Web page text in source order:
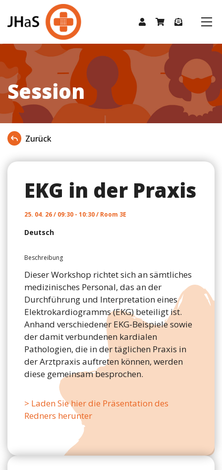
Session
Zurück
EKG in der Praxis
25. 04. 26 / 09:30 - 10:30 / Room 3E
Deutsch
Beschreibung
Dieser Workshop richtet sich an sämtliches
medizinisches Personal, das an der
Durchführung und Interpretation eines
Elektrokardiogramms (EKG) beteiligt ist.
Anhand verschiedener EKG-Beispiele sowie
der damit verbundenen kardialen
Pathologien, die in der täglichen Praxis in
der Arztpraxis auftreten können, werden
diese gemeinsam besprochen.
> Laden Sie hier die Präsentation des
Redners herunter